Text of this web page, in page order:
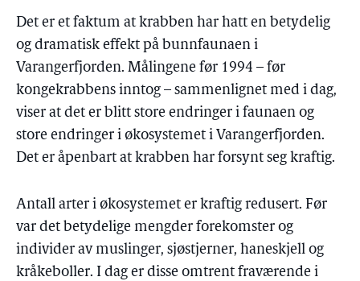
Det er et faktum at krabben har hatt en betydelig
og dramatisk effekt på bunnfaunaen i
Varangerfjorden. Målingene før 1994 – før
kongekrabbens inntog – sammenlignet med i dag,
viser at det er blitt store endringer i faunaen og
store endringer i økosystemet i Varangerfjorden.
Det er åpenbart at krabben har forsynt seg kraftig.
Antall arter i økosystemet er kraftig redusert. Før
var det betydelige mengder forekomster og
individer av muslinger, sjøstjerner, haneskjell og
kråkeboller. I dag er disse omtrent fraværende i